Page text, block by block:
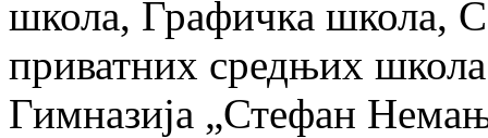
школа, Графичка школа,
приватних средњих
Гимназија „Стефан